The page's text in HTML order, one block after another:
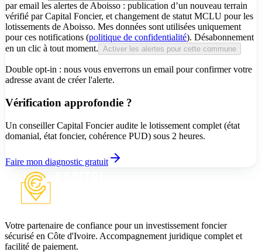
par email les alertes de Aboisso : publication d’un nouveau terrain
vérifié par Capital Foncier, et changement de statut MCLU pour les
lotissements de Aboisso. Mes données sont utilisées uniquement
pour ces notifications (politique de confidentialité). Désabonnement
en un clic à tout moment. Activer les alertes pour cette commune
Double opt-in : nous vous enverrons un email pour confirmer votre
adresse avant de créer l'alerte.
Vérification approfondie ?
Un conseiller Capital Foncier audite le lotissement complet (état
domanial, état foncier, cohérence PUD) sous 2 heures.
Faire mon diagnostic gratuit
Votre partenaire de confiance pour un investissement foncier
sécurisé en Côte d'Ivoire. Accompagnement juridique complet et
facilité de paiement.